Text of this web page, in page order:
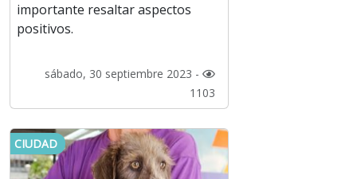
importante resaltar aspectos
positivos.
sábado, 30 septiembre 2023 -
1103
CIUDAD